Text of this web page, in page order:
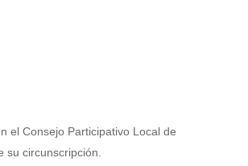
el Consejo Participativo Local de
su circunscripción.